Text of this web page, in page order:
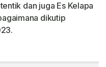
dan juga Es Kelapa
dikutip